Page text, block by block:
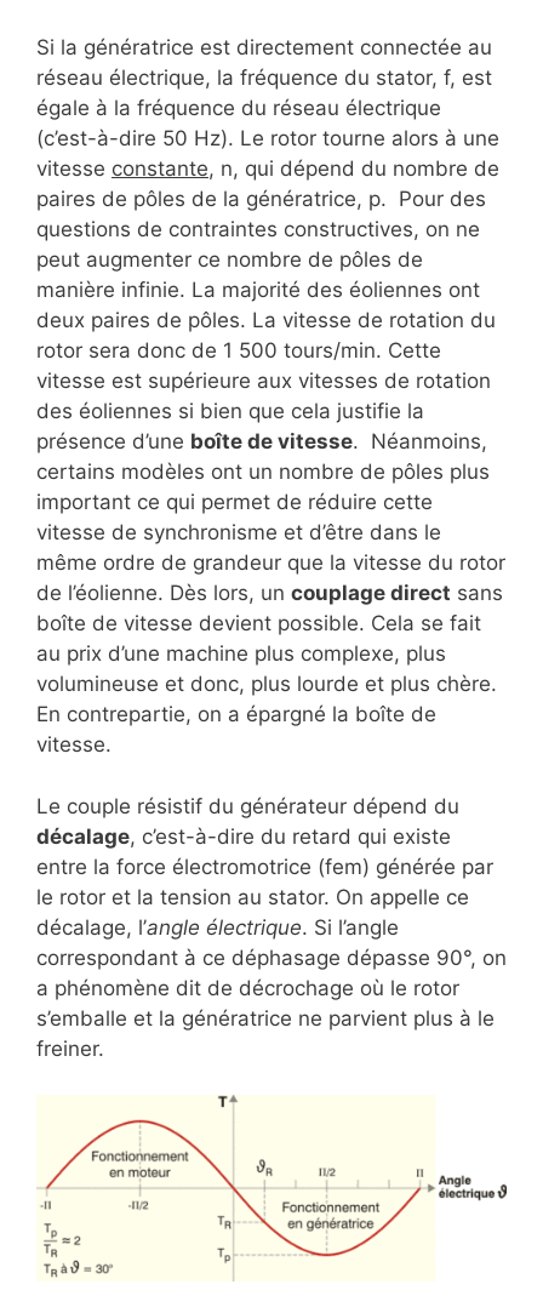
Si la génératrice est directement connectée au
réseau électrique, la fréquence du stator, f, est
égale à la fréquence du réseau électrique
(c’est-à-dire 50 Hz). Le rotor tourne alors à une
vitesse constante, n, qui dépend du nombre de
paires de pôles de la génératrice, p. Pour des
questions de contraintes constructives, on ne
peut augmenter ce nombre de pôles de
manière infinie. La majorité des éoliennes ont
deux paires de pôles. La vitesse de rotation du
rotor sera donc de 1 500 tours/min. Cette
vitesse est supérieure aux vitesses de rotation
des éoliennes si bien que cela justifie la
présence d’une boîte de vitesse. Néanmoins,
certains modèles ont un nombre de pôles plus
important ce qui permet de réduire cette
vitesse de synchronisme et d’être dans le
même ordre de grandeur que la vitesse du rotor
de l’éolienne. Dès lors, un couplage direct sans
boîte de vitesse devient possible. Cela se fait
au prix d’une machine plus complexe, plus
volumineuse et donc, plus lourde et plus chère.
En contrepartie, on a épargné la boîte de
vitesse.
Le couple résistif du générateur dépend du
décalage, c’est-à-dire du retard qui existe
entre la force électromotrice (fem) générée par
le rotor et la tension au stator. On appelle ce
décalage, l’angle électrique. Si l’angle
correspondant à ce déphasage dépasse 90°, on
a phénomène dit de décrochage où le rotor
s’emballe et la génératrice ne parvient plus à le
freiner.